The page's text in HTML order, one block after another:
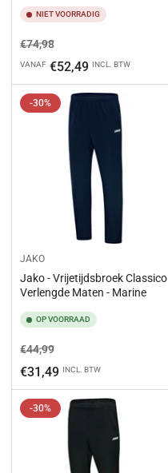
NIET VOORRADIG
Normale
prijs
€74,98Aanbiedingsprijs
VANAF €52,49 INCL. BTW
-30%
JAKO
Jako - Vrijetijdsbroek Classico
Verlengde Maten - Marine
OP VOORRAAD
Normale
prijs
€44,99Aanbiedingsprijs
€31,49 INCL. BTW
-30%